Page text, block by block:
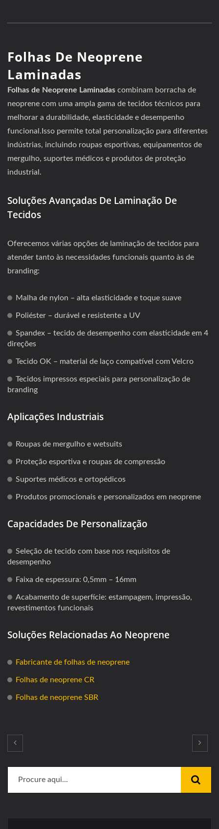
Folhas De Neoprene
Laminadas
Folhas de Neoprene Laminadas combinam borracha de
neoprene com uma ampla gama de tecidos técnicos para
melhorar a durabilidade, elasticidade e desempenho
funcional.Isso permite total personalização para diferentes
indústrias, incluindo roupas esportivas, equipamentos de
mergulho, suportes médicos e produtos de proteção
industrial.
Soluções Avançadas De Laminação De
Tecidos
Oferecemos várias opções de laminação de tecidos para
atender tanto às necessidades funcionais quanto às de
branding:
Malha de nylon – alta elasticidade e toque suave
Poliéster – durável e resistente a UV
Spandex – tecido de desempenho com elasticidade em 4
direções
Tecido OK – material de laço compatível com Velcro
Tecidos impressos especiais para personalização de
branding
Aplicações Industriais
Roupas de mergulho e wetsuits
Proteção esportiva e roupas de compressão
Suportes médicos e ortopédicos
Produtos promocionais e personalizados em neoprene
Capacidades De Personalização
Seleção de tecido com base nos requisitos de
desempenho
Faixa de espessura: 0,5mm – 16mm
Acabamento de superfície: estampagem, impressão,
revestimentos funcionais
Soluções Relacionadas Ao Neoprene
Fabricante de folhas de neoprene
Folhas de neoprene CR
Folhas de neoprene SBR